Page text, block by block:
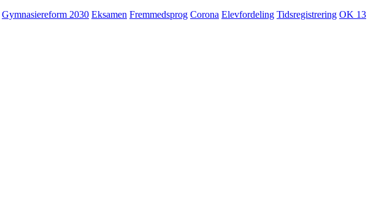
Gymnasiereform 2030 Eksamen Fremmedsprog Corona Elevfordeling Tidsregistrering OK 13